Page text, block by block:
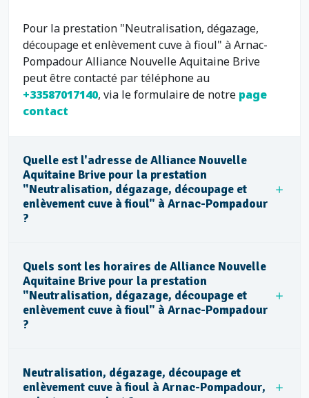
Pour la prestation "Neutralisation, dégazage,
découpage et enlèvement cuve à fioul" à Arnac-
Pompadour Alliance Nouvelle Aquitaine Brive
peut être contacté par téléphone au
+33587017140, via le formulaire de notre page
contact
Quelle est l'adresse de Alliance Nouvelle
Aquitaine Brive pour la prestation
"Neutralisation, dégazage, découpage et
enlèvement cuve à fioul" à Arnac-Pompadour
?
Quels sont les horaires de Alliance Nouvelle
Aquitaine Brive pour la prestation
"Neutralisation, dégazage, découpage et
enlèvement cuve à fioul" à Arnac-Pompadour
?
Neutralisation, dégazage, découpage et
enlèvement cuve à fioul à Arnac-Pompadour,